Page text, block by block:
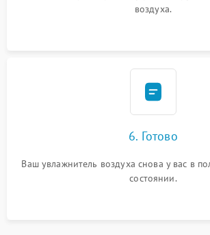
воздуха.
6. Готово
Ваш увлажнитель воздуха снова у вас в
состоянии.